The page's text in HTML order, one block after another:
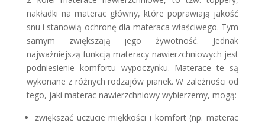
nakładki na materac główny, które poprawiają jakość
snu i stanowią ochronę dla materaca właściwego. Tym
samym zwiększają jego żywotność. Jednak
najważniejszą funkcją materacy nawierzchniowych jest
podniesienie komfortu wypoczynku. Materace te są
wykonane z różnych rodzajów pianek. W zależności od
tego, jaki materac nawierzchniowy wybierzemy, mogą:
zwiększać uczucie miękkości i komfort (np. materac